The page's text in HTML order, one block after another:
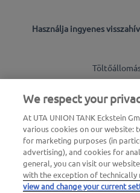
Használja ingyenes
Bejelentkezés az
Az UTA
We respect your
At UTA UNION TANK Eckstein
various cookies on our website:
for marketing purposes (in
advertising), and cookies for
general, you can visit our
with the exception of technically
view and change your current